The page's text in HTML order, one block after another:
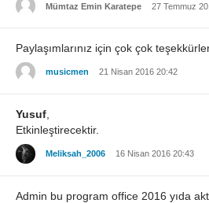
Mümtaz Emin Karatepe 27 Temmuz
Paylaşımlarınız için çok çok
musicmen 21 Nisan 2016 20:42
Yusuf
Etkinleştirecektir.
Meliksah_2006 16 Nisan 2016 20:43
Admin bu program office 2016 yıda